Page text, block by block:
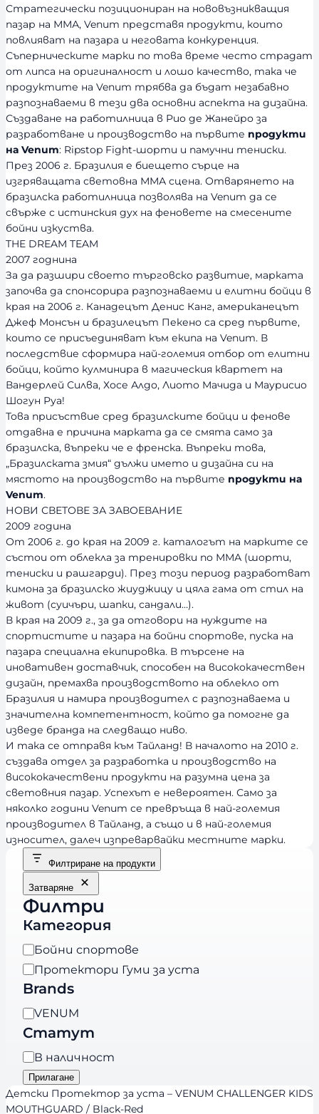
Стратегически позициониран на нововъзникващия
пазар на ММА, Venum представя продукти, които
повлияват на пазара и неговата конкуренция.
Съперническите марки по това време често страдат
от липса на оригиналност и лошо качество, така че
продуктите на Venum трябва да бъдат незабавно
разпознаваеми в тези два основни аспекта на дизайна.
Създаване на работилница в Рио де Жанейро за
разработване и производство на първите продукти
на Venum: Ripstop Fight-шорти и памучни тениски.
През 2006 г. Бразилия е биещето сърце на
изгряващата световна ММА сцена. Отварянето на
бразилска работилница позволява на Venum да се
свърже с истинския дух на феновете на смесените
бойни изкуства.
THE DREAM TEAM
2007 годнина
За да разшири своето търговско развитие, марката
започва да спонсорира разпознаваеми и елитни бойци в
края на 2006 г. Канадецът Денис Канг, американецът
Джеф Монсън и бразилецът Пекено са сред първите,
които се присъединяват към екипа на Venum. В
последствие сформира най-големия отбор от елитни
бойци, който кулминира в магическия квартет на
Вандерлей Силва, Хосе Алдо, Лиото Мачида и Маурисио
Шогун Руа!
Това присъствие сред бразилските бойци и фенове
отдавна е причина марката да се смята само за
бразилска, въпреки че е френска. Въпреки това,
„Бразилската змия“ дължи името и дизайна си на
мястото на производство на първите продукти на
Venum.
НОВИ СВЕТОВЕ ЗА ЗАВОЕВАНИЕ
2009 година
От 2006 г. до края на 2009 г. каталогът на марките се
състои от облекла за тренировки по ММА (шорти,
тениски и рашгарди). През този период разработват
кимона за бразилско жиуджицу и цяла гама от стил на
живот (суичъри, шапки, сандали…).
В края на 2009 г., за да отговори на нуждите на
спортистите и пазара на бойни спортове, пуска на
пазара специална екипировка. В търсене на
иновативен доставчик, способен на висококачествен
дизайн, премахва производството на облекло от
Бразилия и намира производител с разпознаваема и
значителна компетентност, който да помогне да
изведе бранда на следващо ниво.
И така се отправя към Тайланд! В началото на 2010 г.
създава отдел за разработка и производство на
висококачествени продукти на разумна цена за
световния пазар. Успехът е невероятен. Само за
няколко години Venum се превръща в най-големия
производител в Тайланд, а също и в най-големия
износител, далеч изпреварвайки местните марки.
Филтриране на продукти
Затваряне
Филтри
Категория
К
а
т
г
о
р
и
я
Бойни спортове
Протектори Гуми за уста
Brands
B
r
a
n
d
s
VENUM
Статут
Н
а
л
и
В наличност
Прилагане
Детски Протектор за уста – VENUM CHALLENGER KIDS
MOUTHGUARD / Black-Red